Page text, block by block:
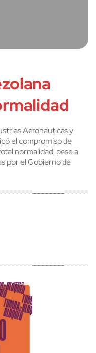
Aeronáuticas y
el compromiso de
normalidad, pese a
por el Gobierno de